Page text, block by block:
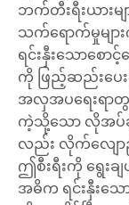
ဘက်တီးရီးယားမ
သက်ရောက်မှုမျာ
ရင်းနှီးသောစော
ကို ဖြည့်ဆည်းပေ
အလှအပရေးရာ
ကဲ့သို့သော လိုအပ်ချ
လည်း လိုက်လျေ
ဤစီးရီးကို ရွေးခ
အဓိက ရင်းနှီးသ